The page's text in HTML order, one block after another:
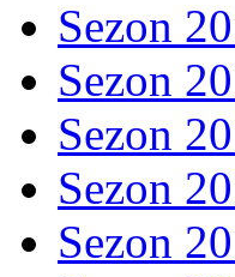
Sezon
Sezon
Sezon
Sezon
Sezon